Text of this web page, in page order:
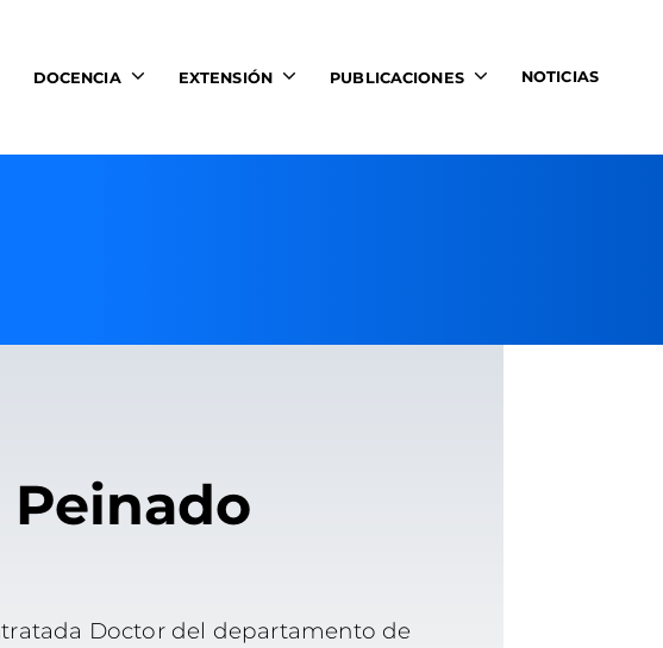
DOCENCIA EXTENSIÓN PUBLICACIONES NOTICIAS
Doctor del departamento de